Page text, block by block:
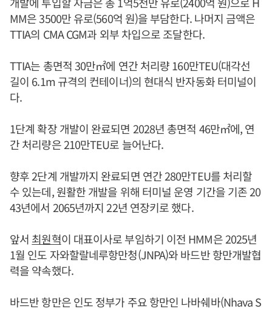
MM은 3500만 유로(560억 원)을 부담한다. 나머지 금액은
TTIA의 CMA CGM과 외부 차입으로 조달한다.
TTIA는 총면적 30만㎡에 연간 처리량 160만TEU(대각선
길이 6.1m 규격의 컨테이너)의 현대식 반자동화 터미널이
다.
1단계 확장 개발이 완료되면 2028년 총면적 46만㎡에, 연
간 처리량은 210만TEU로 늘어난다.
향후 2단계 개발까지 완료되면 연간 280만TEU를 처리할
수 있는데, 원활한 개발을 위해 터미널 운영 기간을 기존 20
43년에서 2065년까지 22년 연장키로 했다.
앞서 최원혁이 대표이사로 부임하기 이전 HMM은 2025년
1월 인도 자와할랄네루항만청(JNPA)와 바드반 항만개발협
력을 약속했다.
바드반 항만은 인도 정부가 주요 항만인 나바쉐바(Nhava S